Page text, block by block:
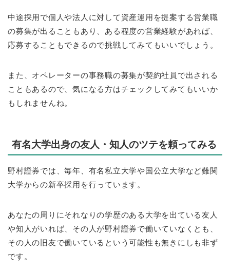
中途採用で個人や法人に対して資産運用を提案する営業職
の募集が出ることもあり、ある程度の営業経験があれば、
応募することもできるので挑戦してみてもいいでしょう。
また、オペレーターの事務職の募集が契約社員で出される
こともあるので、気になる方はチェックしてみてもいいか
もしれませんね。
有名大学出身の友人・知人のツテを頼ってみる
野村證券では、毎年、有名私立大学や国公立大学など難関
大学からの新卒採用を行っています。
あなたの周りにそれなりの学歴のある大学を出ている友人
や知人がいれば、その人が野村證券で働いていなくとも、
その人の旧友で働いているという可能性も無きにしも非ず
です。